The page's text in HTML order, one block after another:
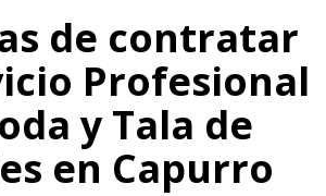
de contratar
Profesional
y Tala de
en Capurro